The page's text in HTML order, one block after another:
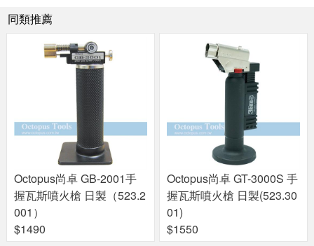
同類推薦
Octopus尚卓 GB-2001手
握瓦斯噴火槍 日製（523.2
001）
$1490
Octopus尚卓 GT-3000S 手
握瓦斯噴火槍 日製(523.30
01)
$1550